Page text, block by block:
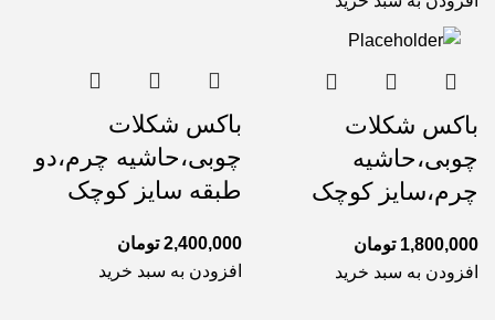
باکس شکلات
چوبی،حاشیه
چرم،سایز کوچک
1,800,000 تومان
افزودن به سبد خرید
باکس شکلات
چوبی،حاشیه چرم،دو
طبقه سایز کوچک
2,400,000 تومان
افزودن به سبد خرید